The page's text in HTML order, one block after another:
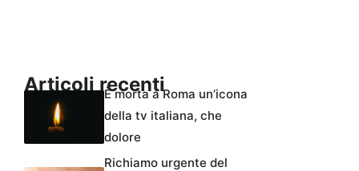
Articoli recentiÈ morta a Roma un’icona
della tv italiana, che
dolore
Richiamo urgente del